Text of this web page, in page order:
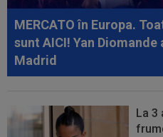
Fiorentina!
18:32 EXCLUSIV
Ce se va
Coelho, după KuPS -
MERCATO în Europa.
sunt AICI! Yan Diomande
Madrid
La 3